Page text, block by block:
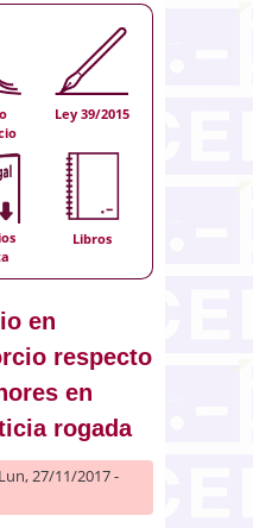
Ley 39/2015
Libros
en
respecto
en
rogada
27/11/2017 -